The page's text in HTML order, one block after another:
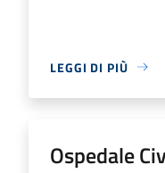
LEGGI DI PIÙ
Ospedale